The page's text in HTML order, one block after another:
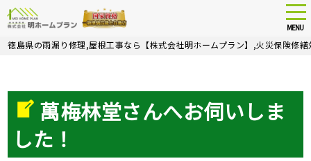
Skip
MENU
徳島県の雨漏り修理,屋根工事なら【株式会社明ホームプラン】,火災保険修繕
萬梅林堂さんへお伺いしま
した！